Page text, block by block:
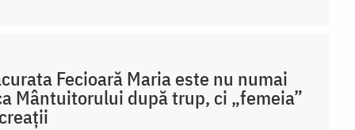
Fecioară Maria este nu numai
Mântuitorului după trup, ci „femeia”